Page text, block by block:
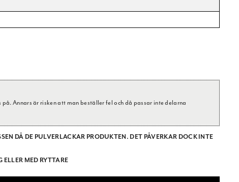
Annars är risken att man beställer fel och då passar inte delarna
DÅ DE PULVERLACKAR PRODUKTEN. DET PÅVERKAR DOCK INTE
MED RYTTARE